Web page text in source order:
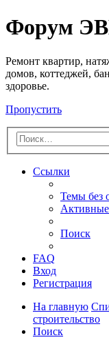
Регистрация
Форум
Ремонт квартир,
домов, коттеджей,
здоровье.
Пропустить
Ссылки
Темы без
Поиск
FAQ
Вход
Регистрация
На главную
строительство
Поиск